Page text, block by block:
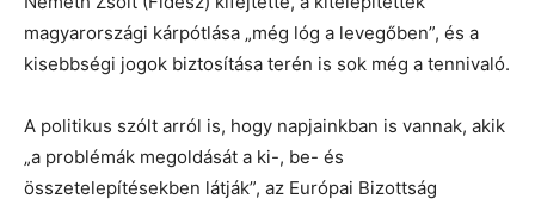
magyarországi kárpótlása „még lóg a levegőben”, és a
kisebbségi jogok biztosítása terén is sok még a tennivaló.
A politikus szólt arról is, hogy napjainkban is vannak, akik
„a problémák megoldását a ki-, be- és
összetelepítésekben látják”, az Európai Bizottság